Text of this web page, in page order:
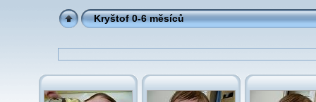
Kryštof 0-6 měsíců